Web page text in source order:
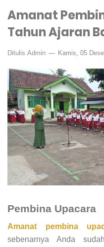
Amanat
Tahun Ajaran
Ditulis Admin Kamis, 05
Pembina Upacara
Amanat pembina
sebenarnya Anda